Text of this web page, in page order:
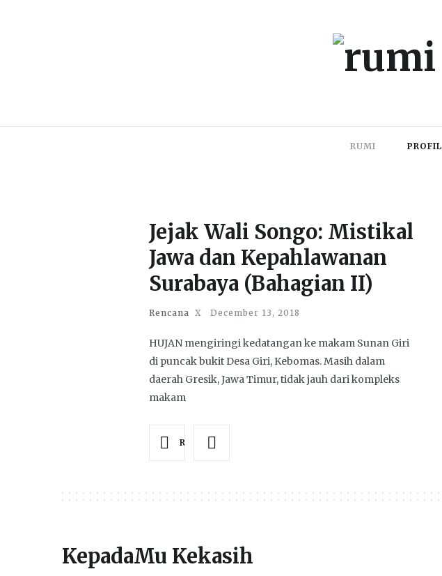
RUMI PROFIL
Jejak Wali Songo: Mistikal
Jawa dan Kepahlawanan
Surabaya (Bahagian II)
Rencana X December 13, 2018
HUJAN mengiringi kedatangan ke makam Sunan Giri
di puncak bukit Desa Giri, Kebomas. Masih dalam
daerah Gresik, Jawa Timur, tidak jauh dari kompleks
makam
Read more
KepadaMu Kekasih